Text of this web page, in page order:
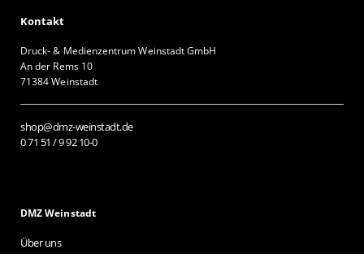
Kontakt
Druck- & Medienzentrum Weinstadt GmbH
An der Rems 10
71384 Weinstadt
shop@dmz-weinstadt.de
0 71 51 / 9 92 10-0
DMZ Weinstadt
Über uns